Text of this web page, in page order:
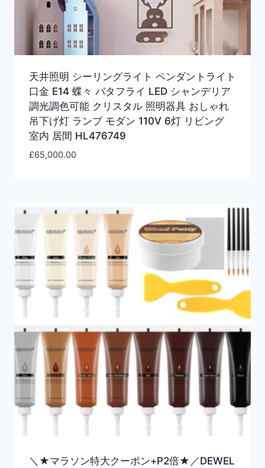
天井照明 シーリングライト ペンダントライト
口金 E14 蝶々 バタフライ LED シャンデリア
調光調色可能 クリスタル 照明器具 おしゃれ
吊下げ灯 ランプ モダン 110V 6灯 リビング
室内 居間 HL476749
£65,000.00
＼★マラソン特大クーポン+P2倍★／DEWEL